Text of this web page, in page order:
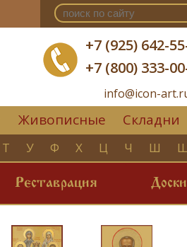
+7 (925) 642-
+7 (800) 333-
info@icon-
Живописные Складни
Т У Ф Х Ц Ч Ш
Реставрация